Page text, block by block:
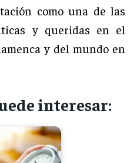
como una de las
y queridas en el
y del mundo en
interesar: